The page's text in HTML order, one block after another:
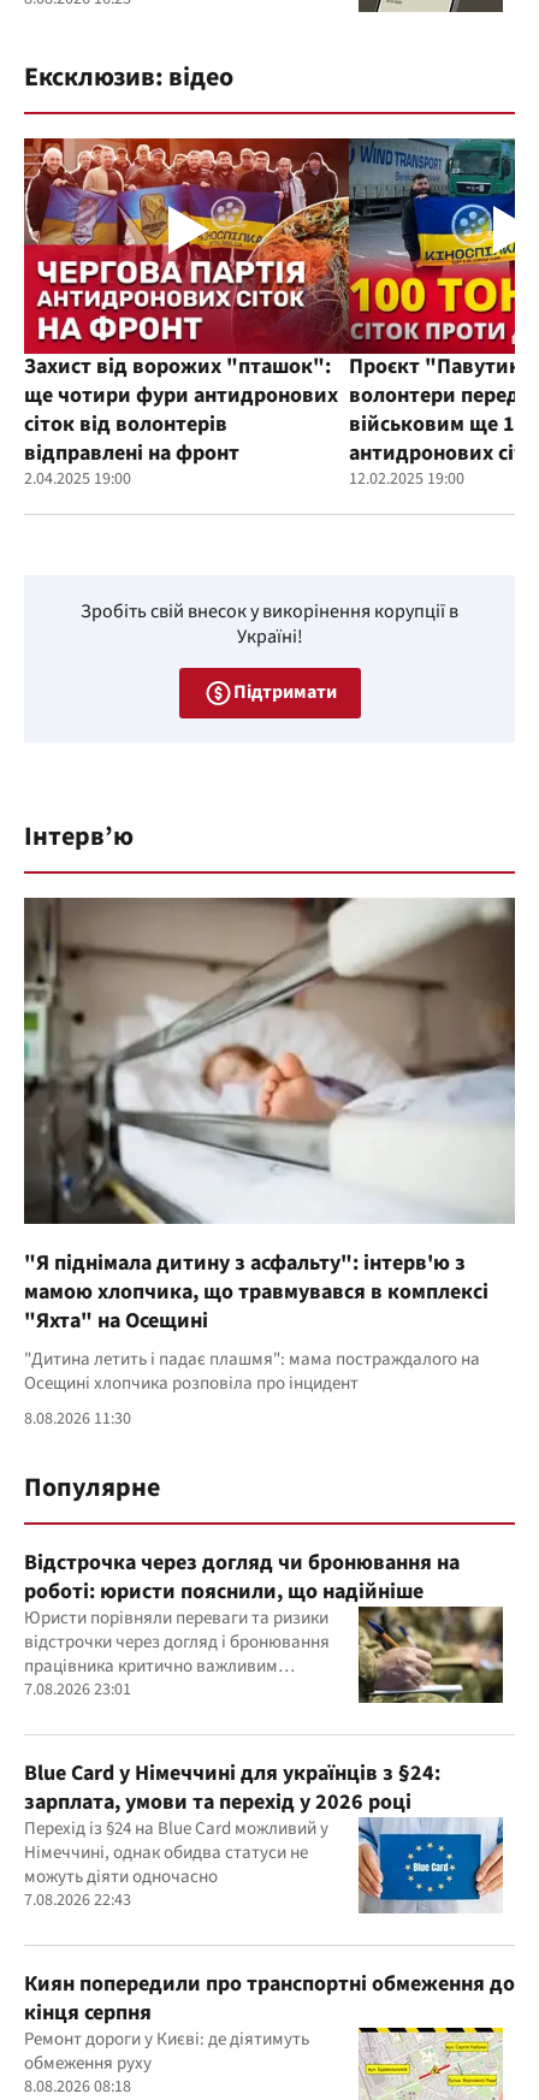
Ексклюзив: відео
Захист від ворожих "пташок":
ще чотири фури антидронових
сіток від волонтерів
відправлені на фронт
2.04.2025 19:00
Проєкт
волонтери
військовим ще
антидронових
12.02.2025 19:00
Зробіть свій внесок у викорінення корупції в
Україні!
Підтримати
Інтерв’ю
"Я піднімала дитину з асфальту": інтерв'ю з
мамою хлопчика, що травмувався в комплексі
"Яхта" на Осещині
"Дитина летить і падає плашмя": мама постраждалого на
Осещині хлопчика розповіла про інцидент
8.08.2026 11:30
Популярне
Відстрочка через догляд чи бронювання на
роботі: юристи пояснили, що надійніше
Юристи порівняли переваги та ризики
відстрочки через догляд і бронювання
працівника критично важливим
підприємством
7.08.2026 23:01
Blue Card у Німеччині для українців з §24:
зарплата, умови та перехід у 2026 році
Перехід із §24 на Blue Card можливий у
Німеччині, однак обидва статуси не
можуть діяти одночасно
7.08.2026 22:43
Киян попередили про транспортні обмеження до
кінця серпня
Ремонт дороги у Києві: де діятимуть
обмеження руху
8.08.2026 08:18